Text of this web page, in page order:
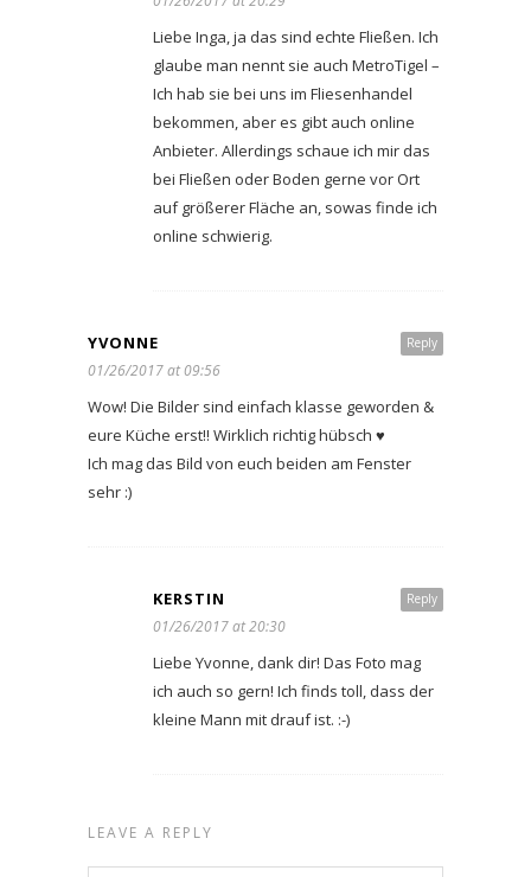
Liebe Inga, ja das sind echte Fließen. Ich
glaube man nennt sie auch MetroTigel –
Ich hab sie bei uns im Fliesenhandel
bekommen, aber es gibt auch online
Anbieter. Allerdings schaue ich mir das
bei Fließen oder Boden gerne vor Ort
auf größerer Fläche an, sowas finde ich
online schwierig.
Reply
YVONNE
01/26/2017 at 09:56
Wow! Die Bilder sind einfach klasse geworden &
eure Küche erst!! Wirklich richtig hübsch ♥
Ich mag das Bild von euch beiden am Fenster
sehr :)
Reply
KERSTIN
01/26/2017 at 20:30
Liebe Yvonne, dank dir! Das Foto mag
ich auch so gern! Ich finds toll, dass der
kleine Mann mit drauf ist. :-)
LEAVE A REPLY